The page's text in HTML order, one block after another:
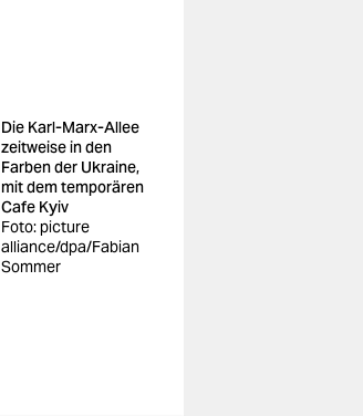
Die Karl-Marx-Allee
zeitweise in den
Farben der Ukraine,
mit dem temporären
Cafe Kyiv
Foto: picture
alliance/dpa/Fabian
Sommer